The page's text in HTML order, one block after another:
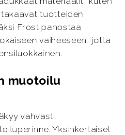
tuotteiden
Frost panostaa
vaiheeseen, jotta
muotoilu
vahvasti
Yksinkertaiset